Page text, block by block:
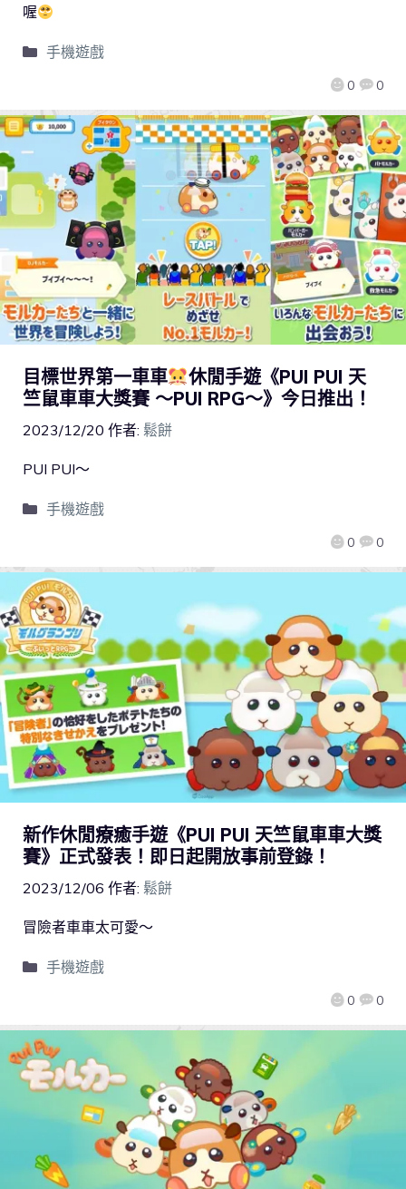
0 0
喔
手機遊戲
目標世界第一車車
休閒手遊《PUI PUI 天
竺鼠車車大獎賽 ～PUI RPG～》今日推出！
2023/12/20 作者: 鬆餅
0 0
PUI PUI～
手機遊戲
新作休閒療癒手遊《PUI PUI 天竺鼠車車大獎
賽》正式發表！即日起開放事前登錄！
2023/12/06 作者: 鬆餅
0 0
冒險者車車太可愛～
手機遊戲